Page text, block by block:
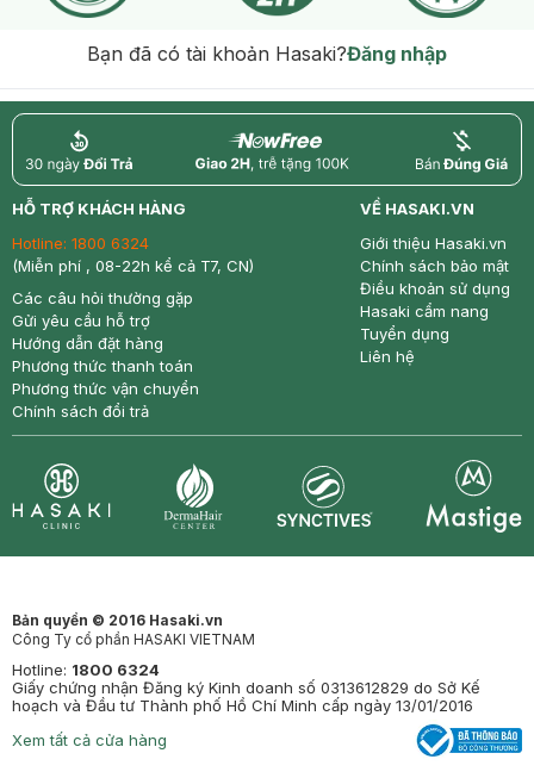
Bạn đã có tài khoản Hasaki?Đăng nhập
return nowfree price
HỖ TRỢ KHÁCH HÀNG
Hotline: 1800 6324
(Miễn phí , 08-22h kể cả T7, CN)
Các câu hỏi thường gặp
Gửi yêu cầu hỗ trợ
Hướng dẫn đặt hàng
Phương thức thanh toán
Phương thức vận chuyển
Chính sách đổi trả
VỀ HASAKI.VN
Giới thiệu Hasaki.vn
Chính sách bảo mật
Điều khoản sử dụng
Hasaki cẩm nang
Tuyển dụng
Liên hệ
Bản quyền © 2016 Hasaki.vn
Công Ty cổ phần HASAKI VIETNAM
Hotline: 1800 6324
Giấy chứng nhận Đăng ký Kinh doanh số 0313612829 do Sở Kế
hoạch và Đầu tư Thành phố Hồ Chí Minh cấp ngày 13/01/2016
Xem tất cả cửa hàng